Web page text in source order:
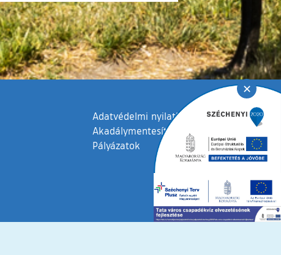
Adatvédelmi nyilatkozat
Akadálymentesítési nyilatkozat
Pályázatok
✕